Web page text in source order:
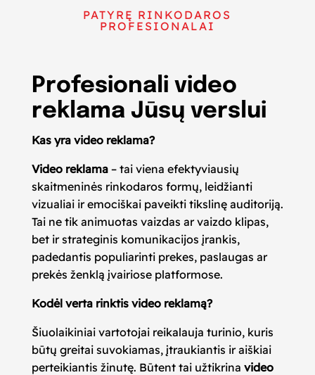
PATYRĘ RINKODAROS
PROFESIONALAI
Profesionali video
reklama Jūsų verslui
Kas yra video reklama?
Video reklama– tai viena efektyviausių
skaitmeninės rinkodaros formų, leidžianti
vizualiai ir emociškai paveikti tikslinę auditoriją.
Tai ne tik animuotas vaizdas ar vaizdo klipas,
bet ir strateginis komunikacijos įrankis,
padedantis populiarinti prekes, paslaugas ar
prekės ženklą įvairiose platformose.
Kodėl verta rinktis video reklamą?
Šiuolaikiniai vartotojai reikalauja turinio, kuris
būtų greitai suvokiamas, įtraukiantis ir aiškiai
perteikiantis žinutę. Būtent tai užtikrina video